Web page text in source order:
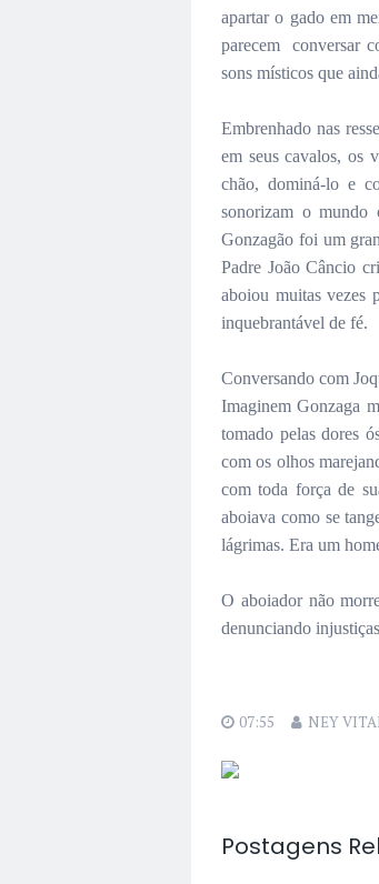
apartar o gado em
parecem conversar
sons místicos que
Embrenhado nas
em seus cavalos, os
chão, dominá-lo e
sonorizam o mundo
Gonzagão foi um
Padre João Câncio
aboiou muitas vezes
inquebrantável de fé.
Conversando com
Imaginem Gonzaga
tomado pelas dores
com os olhos
com toda força de
aboiava como se
lágrimas. Era um
O aboiador não
denunciando
07:55 NEY
Postagens